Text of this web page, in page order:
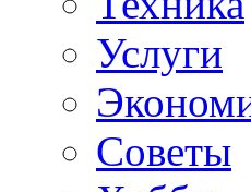
Услуги
Советы